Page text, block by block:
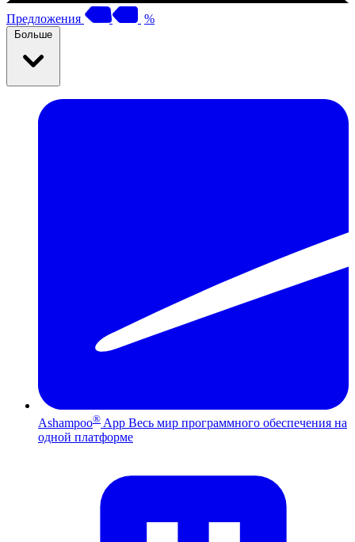
Предложения %
Больше
Ashampoo® App Весь мир программного обеспечения на
одной платформе